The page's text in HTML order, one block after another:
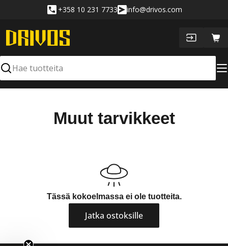
+358 10 231 7733 info@drivos.com
Hae
K
e
Muut tarvikkeet
Tässä kokoelmassa ei ole tuotteita.
Jatka ostoksille